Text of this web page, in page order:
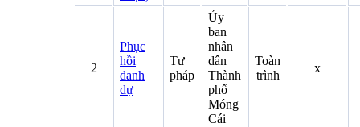
2
Phục
hồi
danh
dự
Tư
pháp
Ủy
ban
nhân
dân
Thành
phố
Móng
Cái
Toàn
trình
x